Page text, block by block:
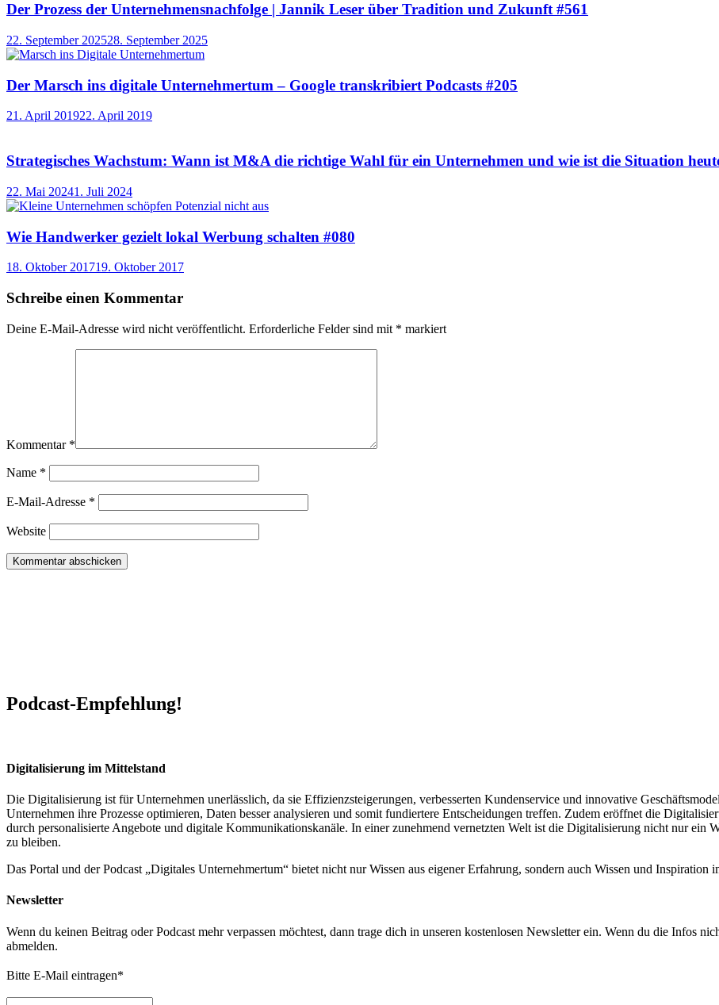
Der Prozess der Unternehmensnachfolge | Jannik Leser über Tradition und Zukunft #561
22. September 202528. September 2025
Der Marsch ins digitale Unternehmertum – Google transkribiert Podcasts #205
21. April 201922. April 2019
Strategisches Wachstum: Wann ist M&A die richtige Wahl für ein Unternehmen und wie ist die Situation
22. Mai 20241. Juli 2024
Wie Handwerker gezielt lokal Werbung schalten #080
18. Oktober 201719. Oktober 2017
Schreibe einen Kommentar
Deine E-Mail-Adresse wird nicht veröffentlicht. Erforderliche Felder sind mit * markiert
Kommentar *
Name *
E-Mail-Adresse *
Website
Podcast-Empfehlung!
Digitalisierung im Mittelstand
Die Digitalisierung ist für Unternehmen unerlässlich, da sie Effizienzsteigerungen, verbesserten Kundenservice und innovative
Unternehmen ihre Prozesse optimieren, Daten besser analysieren und somit fundiertere Entscheidungen treffen. Zudem eröffnet die
durch personalisierte Angebote und digitale Kommunikationskanäle. In einer zunehmend vernetzten Welt ist die Digitalisierung nicht nur ein
zu bleiben.
Das Portal und der Podcast „Digitales Unternehmertum“ bietet nicht nur Wissen aus eigener Erfahrung, sondern auch Wissen und
Newsletter
Wenn du keinen Beitrag oder Podcast mehr verpassen möchtest, dann trage dich in unseren kostenlosen Newsletter ein. Wenn du die Infos
abmelden.
Bitte E-Mail eintragen*